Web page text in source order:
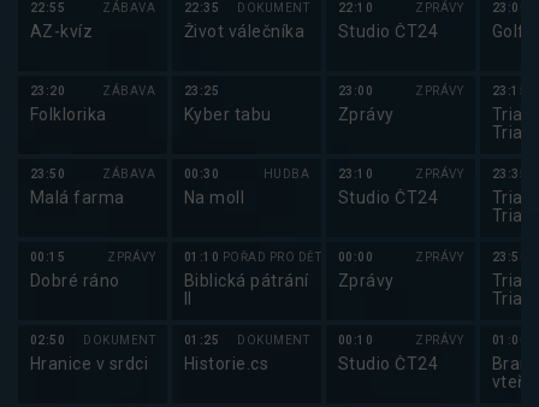
22:55 ZÁBAVA
AZ-kvíz
23:20 ZÁBAVA
Folklorika
23:50 ZÁBAVA
Malá farma
00:15 ZPRÁVY
Dobré ráno
02:50 DOKUMENT
Hranice v srdci
22:35 DOKUMENT
Život válečníka
23:25
Kyber tabu
00:30 HUDBA
Na moll
01:10 POŘAD PRO DĚTI
Biblická pátrání
01:25 DOKUMENT
Historie.cs
22:10 ZPRÁVY
Studio ČT24
23:00 ZPRÁVY
Zprávy
23:10 ZPRÁVY
Studio ČT24
00:00 ZPRÁVY
Zprávy
00:10 ZPRÁVY
Studio ČT24
23:00
Golf:
23:15
23:35
23:50
01:00